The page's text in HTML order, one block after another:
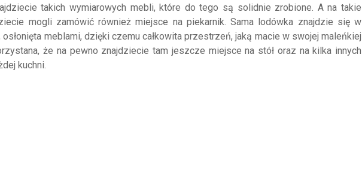
takich wymiarowych mebli, które do tego są solidnie zrobione. A na takie
mogli zamówić również miejsce na piekarnik. Sama lodówka znajdzie się w
meblami, dzięki czemu całkowita przestrzeń, jaką macie w swojej maleńkiej
że na pewno znajdziecie tam jeszcze miejsce na stół oraz na kilka innych
kuchni.